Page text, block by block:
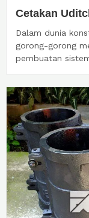
Cetakan
Dalam dunia
gorong-gorong
pembuatan